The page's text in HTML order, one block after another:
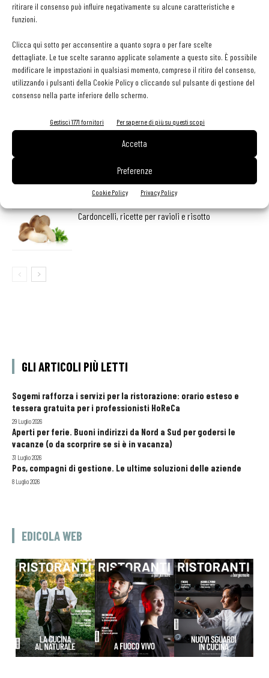
ritirare il consenso può influire negativamente su alcune caratteristiche e
funzioni.
Clicca qui sotto per acconsentire a quanto sopra o per fare scelte
dettagliate. Le tue scelte saranno applicate solamente a questo sito. È possibile
modificare le impostazioni in qualsiasi momento, compreso il ritiro del consenso,
utilizzando i pulsanti della Cookie Policy o cliccando sul pulsante di gestione del
consenso nella parte inferiore dello schermo.
Gestisci 1771 fornitori Per saperne di più su questi scopi
Accetta
Preferenze
Cookie Policy Privacy Policy
Facebook Twitter
LEGGI ANCHE
Non è colpa della pasta in bianco
Cardoncelli, ricette per ravioli e risotto
GLI ARTICOLI PIÙ LETTI
Sogemi rafforza i servizi per la ristorazione: orario esteso e
tessera gratuita per i professionisti HoReCa
29 Luglio 2026
Aperti per ferie. Buoni indirizzi da Nord a Sud per godersi le
vacanze (o da scorprire se si è in vacanza)
31 Luglio 2026
Pos, compagni di gestione. Le ultime soluzioni delle aziende
8 Luglio 2026
EDICOLA WEB